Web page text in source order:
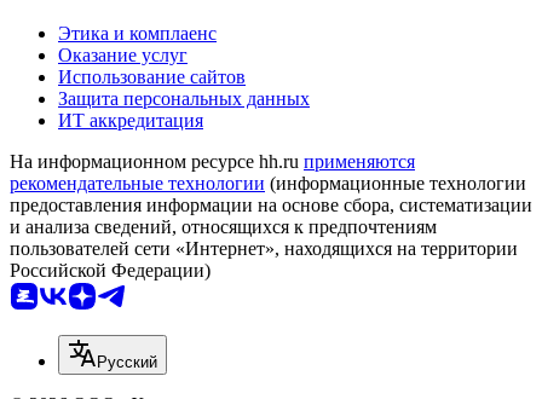
Этика и комплаенс
Оказание услуг
Использование сайтов
Защита персональных данных
ИТ аккредитация
На информационном ресурсе hh.ru применяются
рекомендательные технологии (информационные технологии
предоставления информации на основе сбора, систематизации
и анализа сведений, относящихся к предпочтениям
пользователей сети «Интернет», находящихся на территории
Российской Федерации)
Русский